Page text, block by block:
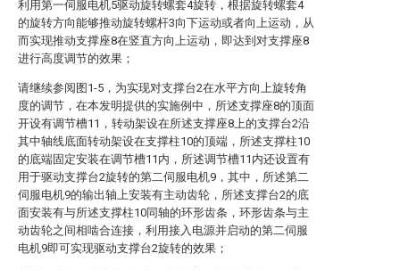
利用第一伺服电机5驱动旋转螺套4旋转，根据旋转螺套4
的旋转方向能够推动旋转螺杆3向下运动或者向上运动，从
而实现推动支撑座8在竖直方向上运动，即达到对支撑座8
进行高度调节的效果；
请继续参阅图1-5，为实现对支撑台2在水平方向上旋转角
度的调节，在本发明提供的实施例中，所述支撑座8的顶面
开设有调节槽11，转动架设在所述支撑座8上的支撑台2沿
其中轴线底面转动架设在支撑柱10的顶端，所述支撑柱10
的底端固定安装在调节槽11内，所述调节槽11内还设置有
用于驱动支撑台2旋转的第二伺服电机9，其中，所述第二
伺服电机9的输出轴上安装有主动齿轮，所述支撑台2的底
面安装有与所述支撑柱10同轴的环形齿条，环形齿条与主
动齿轮之间相啮合连接，利用接入电源并启动的第二伺服
电机9即可实现驱动支撑台2旋转的效果；